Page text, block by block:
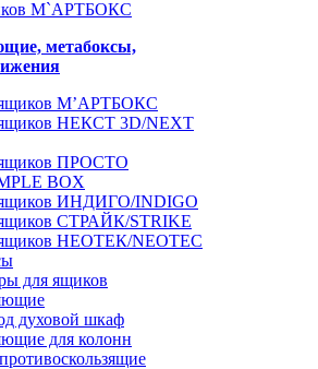
метабоксы,
М’АРТБОКС
НЕКСТ 3D/NEXT
ПРОСТО
BOX
ИНДИГО/INDIGO
СТРАЙК/STRIKE
НЕОТЕК/NEOTEC
для ящиков
духовой шкаф
для колонн